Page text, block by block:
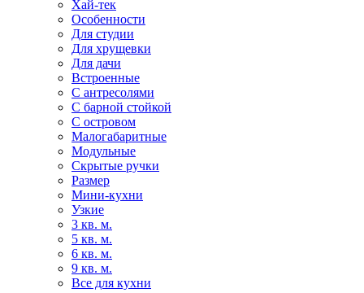
Хай-тек
Особенности
Для студии
Для хрущевки
Для дачи
Встроенные
С антресолями
С барной стойкой
С островом
Малогабаритные
Модульные
Скрытые ручки
Размер
Мини-кухни
Узкие
3 кв. м.
5 кв. м.
6 кв. м.
9 кв. м.
Все для кухни